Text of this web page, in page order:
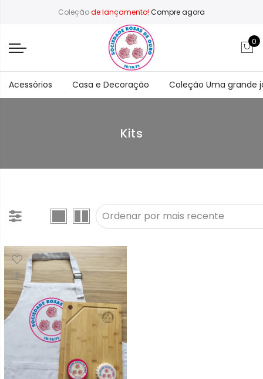
Coleçãode lançamento! Compre agora
0
Acessórios Casa e Decoração Coleção Uma grande
Kits